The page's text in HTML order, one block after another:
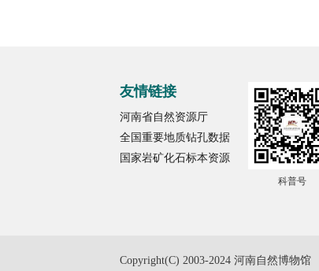
友情链接
河南省自然资源厅
全国重要地质钻孔数据
国家岩矿化石标本资源
科普号
Copyright(C) 2003-2024 河南自然博物馆